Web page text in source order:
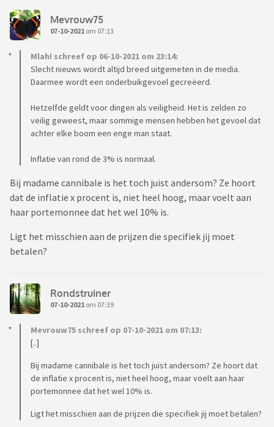
Mevrouw75
07-10-2021 om 07:13
Mlah! schreef op 06-10-2021 om 23:14:
Slecht nieuws wordt altijd breed uitgemeten in de media.
Daarmee wordt een onderbuikgevoel gecreëerd.
Hetzelfde geldt voor dingen als veiligheid. Het is zelden zo
veilig geweest, maar sommige mensen hebben het gevoel dat
achter elke boom een enge man staat.
Inflatie van rond de 3% is normaal.
Bij madame cannibale is het toch juist andersom? Ze hoort
dat de inflatie x procent is, niet heel hoog, maar voelt aan
haar portemonnee dat het wel 10% is.
Ligt het misschien aan de prijzen die specifiek jij moet
betalen?
Rondstruiner
07-10-2021 om 07:39
Mevrouw75 schreef op 07-10-2021 om 07:13:
[..]
Bij madame cannibale is het toch juist andersom? Ze hoort dat
de inflatie x procent is, niet heel hoog, maar voelt aan haar
portemonnee dat het wel 10% is.
Ligt het misschien aan de prijzen die specifiek jij moet betalen?